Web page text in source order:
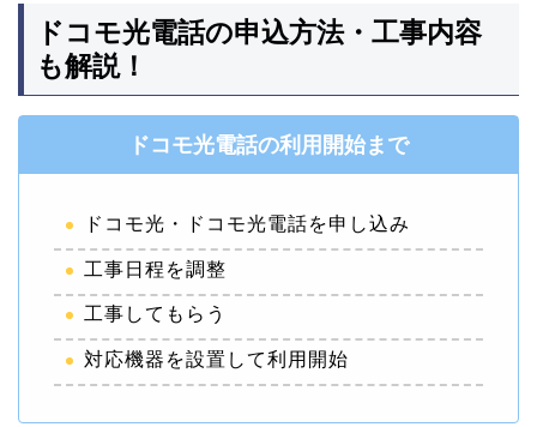
ドコモ光電話の申込方法・工事内容
も解説！
ドコモ光電話の利用開始まで
ドコモ光・ドコモ光電話を申し込み
工事日程を調整
工事してもらう
対応機器を設置して利用開始